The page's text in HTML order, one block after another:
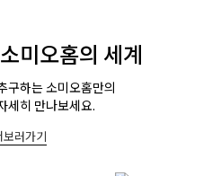
미오홈의 세계
구하는 소미오홈만의
세히 만나보세요.
보러가기